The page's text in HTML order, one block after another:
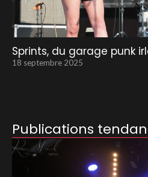
Sprints, du garage punk
18 septembre 2025
Publications